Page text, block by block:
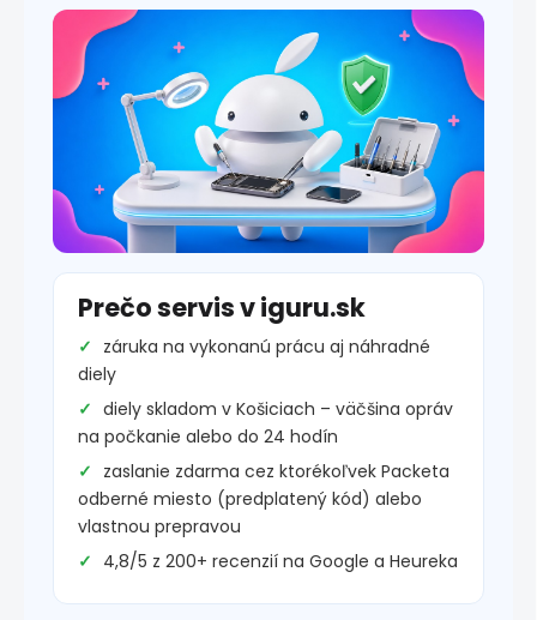
Prečo servis v iguru.sk
záruka na vykonanú prácu aj náhradné
diely
diely skladom v Košiciach – väčšina opráv
na počkanie alebo do 24 hodín
zaslanie zdarma cez ktorékoľvek Packeta
odberné miesto (predplatený kód) alebo
vlastnou prepravou
4,8/5 z 200+ recenzií na Google a Heureka